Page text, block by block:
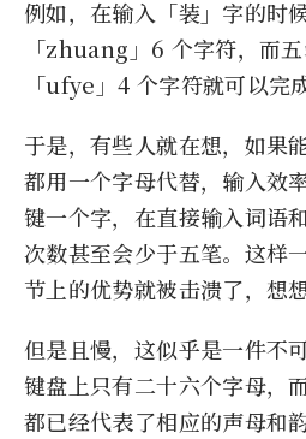
例如，在输入「装」字的时
「zhuang」6 个字符，而
「ufye」4 个字符就可以完成
于是，有些人就在想，如果
都用一个字母代替，输入效
键一个字，在直接输入词语
次数甚至会少于五笔。这样
节上的优势就被击溃了，想
但是且慢，这似乎是一件不
键盘上只有二十六个字母，
都已经代表了相应的声母和